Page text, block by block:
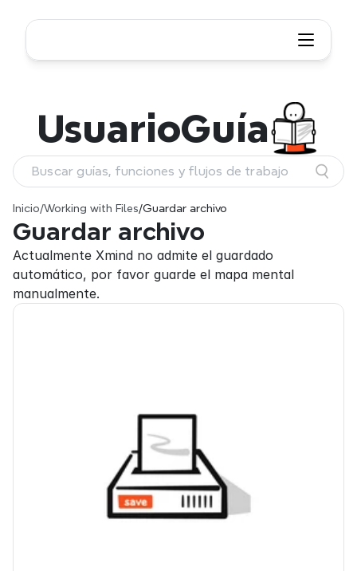
Inicio/Working with Files/Guardar archivo
Guardar archivo
Actualmente Xmind no admite el guardado
automático, por favor guarde el mapa mental
manualmente.
UsuarioGuía
Buscar guías, funciones y flujos de trabajo